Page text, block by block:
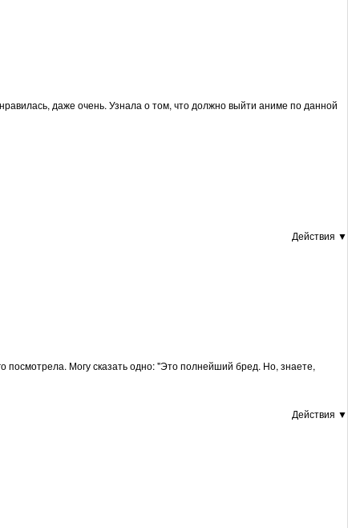
даже очень. Узнала о том, что должно выйти аниме по данной
Действия ▼
посмотрела. Могу сказать одно: "Это полнейший бред. Но, знаете,
Действия ▼